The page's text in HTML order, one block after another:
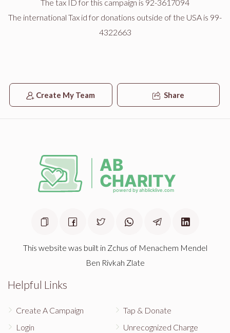
נחום מרדכי פריעדמאן
The tax ID for this campaign is 92-3617094
The international Tax id for donations outside of the USA is 99-
4322663
Create My Team Share
This website was built in Zchus of Menachem Mendel
Ben Rivkah Zlate
Helpful Links
Create A Campaign
Login
Tap & Donate
Unrecognized Charge